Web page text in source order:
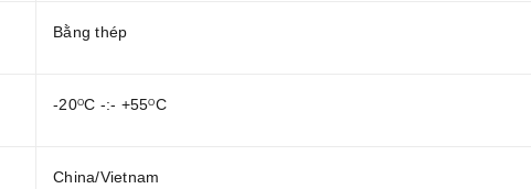
Bằng thép
-20OC -:- +55OC
China/Vietnam